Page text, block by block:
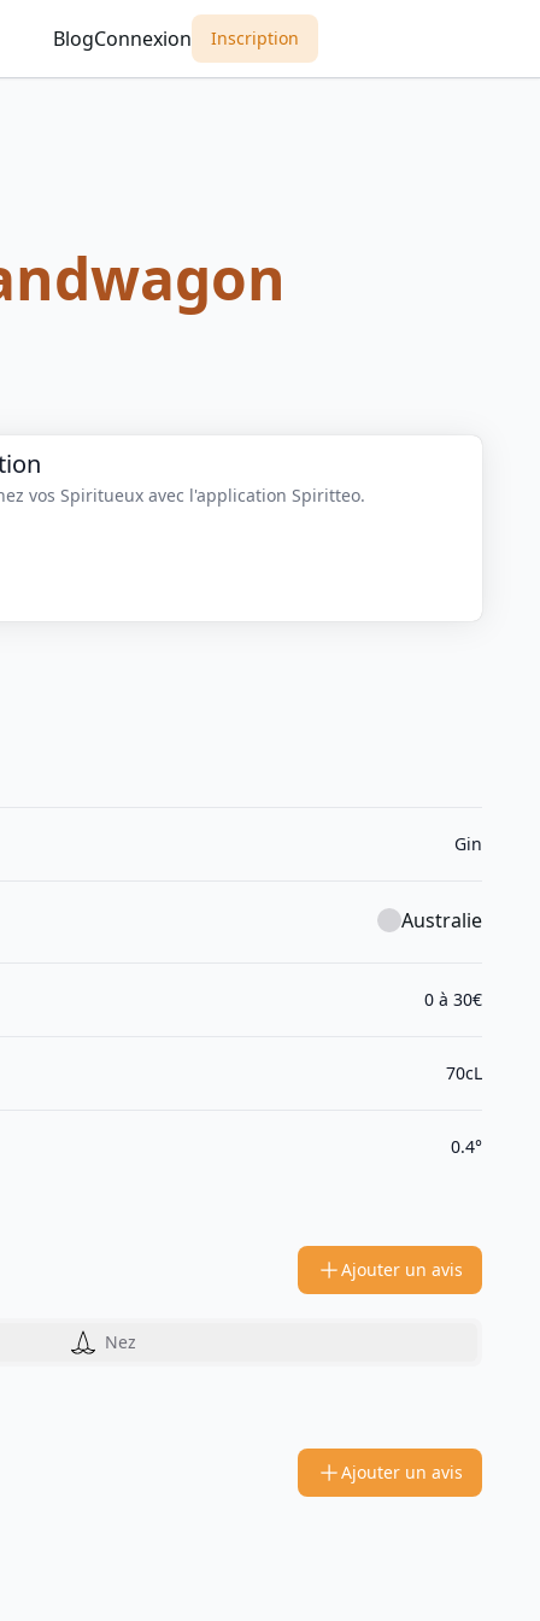
BlogConnexion Inscription
vos Spiritueux avec l'application Spiritteo.
Gin
Australie
0 à 30€
70cL
0.4°
Ajouter un avis
Nez
Ajouter un avis